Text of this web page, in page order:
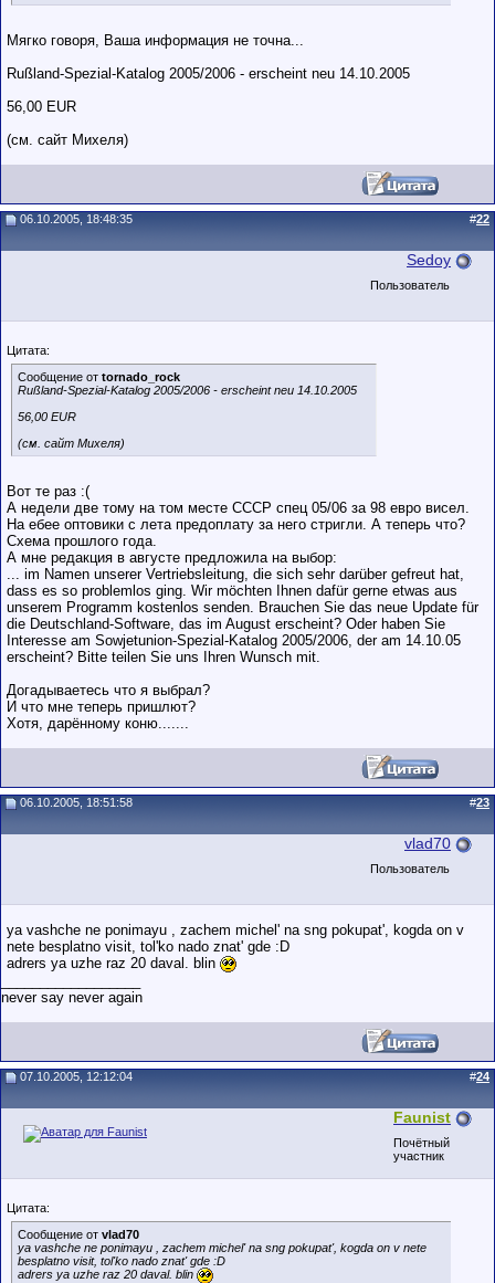
Мягко говоря, Ваша информация не точна...
Rußland-Spezial-Katalog 2005/2006 - erscheint neu 14.10.2005
56,00 EUR
(см. сайт Михеля)
06.10.2005, 18:48:35 #22
Sedoy
Пользователь
Цитата:
Сообщение от tornado_rock
Rußland-Spezial-Katalog 2005/2006 - erscheint neu 14.10.2005
56,00 EUR
(см. сайт Михеля)
Вот те раз :(
А недели две тому на том месте СССР спец 05/06 за 98 евро висел.
На ебее оптовики с лета предоплату за него стригли. А теперь что?
Схема прошлого года.
А мне редакция в августе предложила на выбор:
... im Namen unserer Vertriebsleitung, die sich sehr darüber gefreut hat,
dass es so problemlos ging. Wir möchten Ihnen dafür gerne etwas aus
unserem Programm kostenlos senden. Brauchen Sie das neue Update für
die Deutschland-Software, das im August erscheint? Oder haben Sie
Interesse am Sowjetunion-Spezial-Katalog 2005/2006, der am 14.10.05
erscheint? Bitte teilen Sie uns Ihren Wunsch mit.
Догадываетесь что я выбрал?
И что мне теперь пришлют?
Хотя, дарённому коню.......
06.10.2005, 18:51:58 #23
vlad70
Пользователь
ya vashche ne ponimayu , zachem michel' na sng pokupat', kogda on v
nete besplatno visit, tol'ko nado znat' gde :D
adrers ya uzhe raz 20 daval. blin
never say never again
07.10.2005, 12:12:04 #24
Faunist
Почётный
участник
Цитата:
Сообщение от vlad70
ya vashche ne ponimayu , zachem michel' na sng pokupat', kogda on v nete
besplatno visit, tol'ko nado znat' gde :D
adrers ya uzhe raz 20 daval. blin